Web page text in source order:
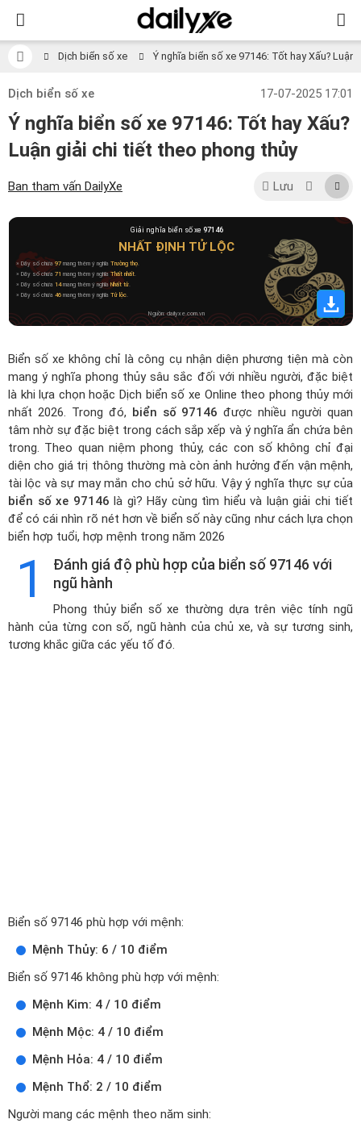
Dịch biển số xe Ý nghĩa biển số xe 97146: Tốt hay Xấu?
Dịch biển số xe 17-07-2025 17:01
Ý nghĩa biển số xe 97146: Tốt hay Xấu?
Luận giải chi tiết theo phong thủy
Ban tham vấn DailyXe Lưu
Giải nghĩa biển số xe 97146
NHẤT ĐỊNH TỬ LỘC
» Dãy số chứa97 mang thêm ý nghĩa Trường thọ.
» Dãy số chứa 71 mang thêm ý nghĩaThất nhất.
» Dãy số chứa 14mang thêm ý nghĩaNhất tử.
» Dãy số chứa 46 mang thêm ý nghĩa Tử lộc.
Nguồn: dailyxe.com.vn
Biển số xe không chỉ là công cụ nhận diện phương tiện mà còn
mang ý nghĩa phong thủy sâu sắc đối với nhiều người, đặc biệt
là khi lựa chọn hoặcDịch biển số xe Online theo phong thủy mới
nhất 2026. Trong đó, biển số 97146 được nhiều người quan
tâm nhờ sự đặc biệt trong cách sắp xếp và ý nghĩa ẩn chứa bên
trong. Theo quan niệm phong thủy, các con số không chỉ đại
diện cho giá trị thông thường mà còn ảnh hưởng đến vận mệnh,
tài lộc và sự may mắn cho chủ sở hữu. Vậy ý nghĩa thực sự của
biển số xe 97146 là gì? Hãy cùng tìm hiểu và luận giải chi tiết
để có cái nhìn rõ nét hơn về biển số này cũng như cách lựa chọn
biển hợp tuổi, hợp mệnh trong năm 2026
1
Đánh giá độ phù hợp của biển số 97146 với
ngũ hành
Phong thủy biển số xe thường dựa trên việc tính ngũ
hành của từng con số, ngũ hành của chủ xe, và sự tương sinh,
tương khắc giữa các yếu tố đó.
Biển số 97146 phù hợp với mệnh:
Mệnh Thủy: 6 / 10 điểm
Biển số 97146 không phù hợp với mệnh:
Mệnh Kim: 4 / 10 điểm
Mệnh Mộc: 4 / 10 điểm
Mệnh Hỏa: 4 / 10 điểm
Mệnh Thổ: 2 / 10 điểm
Người mang các mệnh theo năm sinh: